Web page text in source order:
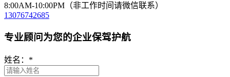
8:00AM-10:00PM（非工作时间请微信联系）
13076742685
专业顾问为您的企业保驾护航
姓名： *